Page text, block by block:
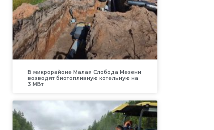
В микрорайоне Малая Слобода Мезени
возводят биотопливную котельную на
3 МВт